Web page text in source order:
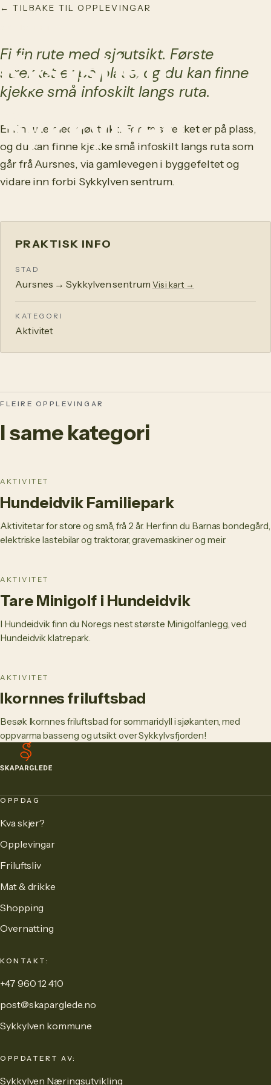
NO / EN
← TILBAKE TIL OPPLEVINGAR
Kyststien
Sykkylven
Ei fin rute med sjøutsikt. Første
strekket er på plass, og du kan finne
kjekke små infoskilt langs ruta.
Ei fin rute med sjøutsikt. Første strekket er på plass,
og du kan finne kjekke små infoskilt langs ruta som
går frå Aursnes, via gamlevegen i byggefeltet og
vidare inn forbi Sykkylven sentrum.
PRAKTISK INFO
STAD
Aursnes → Sykkylven sentrum Vis i kart →
KATEGORI
Aktivitet
FLEIRE OPPLEVINGAR
I same kategori
AKTIVITET
Hundeidvik Familiepark
Aktivitetar for store og små, frå 2 år. Her finn du Barnas bondegård,
elektriske lastebilar og traktorar, gravemaskiner og meir.
AKTIVITET
Tare Minigolf i Hundeidvik
I Hundeidvik finn du Noregs nest største Minigolfanlegg, ved
Hundeidvik klatrepark.
AKTIVITET
Ikornnes friluftsbad
Besøk Ikornnes friluftsbad for sommaridyll i sjøkanten, med
oppvarma basseng og utsikt over Sykkylvsfjorden!
OPPDAG
Kva skjer?
Opplevingar
Friluftsliv
Mat & drikke
Shopping
Overnatting
KONTAKT:
+47 960 12 410
post@skaparglede.no
Sykkylven kommune
OPPDATERT AV:
Sykkylven Næringsutvikling